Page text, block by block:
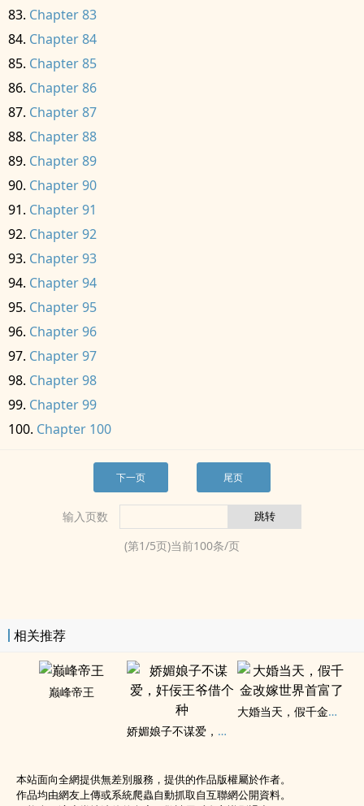
Chapter 83
Chapter 84
Chapter 85
Chapter 86
Chapter 87
Chapter 88
Chapter 89
Chapter 90
Chapter 91
Chapter 92
Chapter 93
Chapter 94
Chapter 95
Chapter 96
Chapter 97
Chapter 98
Chapter 99
Chapter 100
下一页 尾页
输入页数
(第1/5页)当前100条/页
相关推荐
巅峰帝王
娇媚娘子不谋爱，奸佞王爷借个种
大婚当天，假千金改嫁世界首富了
本站面向全網提供無差別服務，提供的作品版權屬於作者。
作品均由網友上傳或系統爬蟲自動抓取自互聯網公開資料。